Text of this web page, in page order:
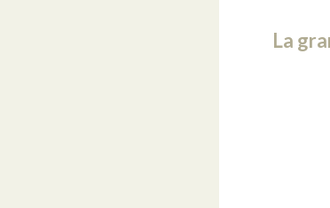
La